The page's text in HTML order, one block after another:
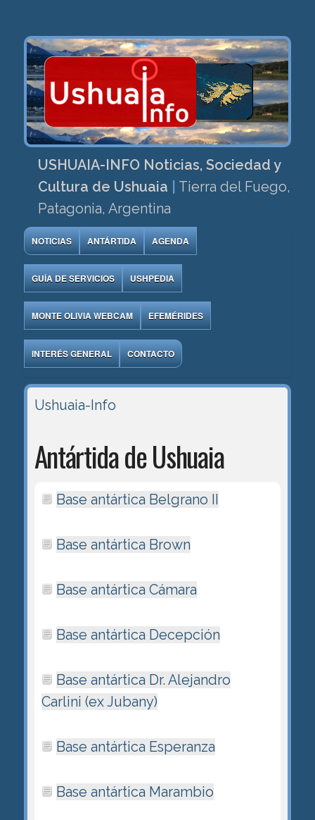
USHUAIA-INFO Noticias, Sociedad y
Cultura de Ushuaia
Tierra del Fuego,
Patagonia, Argentina
NOTICIAS ANTÁRTIDA AGENDA
GUÍA DE SERVICIOS USHPEDIA
MONTE OLIVIA WEBCAM EFEMÉRIDES
INTERÉS GENERAL CONTACTO
Ushuaia-Info
Antártida de Ushuaia
Base antártica Belgrano II
Base antártica Brown
Base antártica Cámara
Base antártica Decepción
Base antártica Dr. Alejandro
Carlini (ex Jubany)
Base antártica Esperanza
Base antártica Marambio